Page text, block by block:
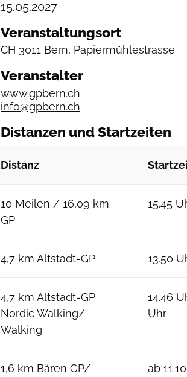
15.05.2027
Veranstaltungsort
CH 3011 Bern, Papiermühlestrasse
Veranstalter
www.gpbern.ch
info@gpbern.ch
Distanzen und Startzeiten
Distanz
10 Meilen / 16,09 km
GP
15.45
4,7 km Altstadt-GP 13.50
4,7 km Altstadt-GP
Nordic Walking/
Walking
14.46
Uhr
1,6 km Bären GP/
ab